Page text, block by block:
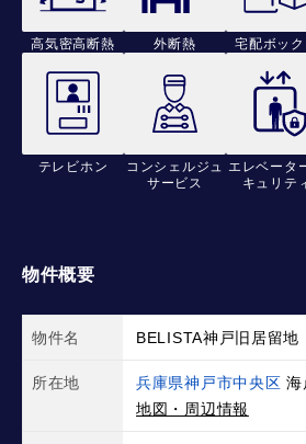
高気密高断熱 外断熱 宅配ボック
テレビホン
コンシェルジュ
サービス
エレベータ
キュリテ
物件概要
物件名 BELISTA神戸旧居留地
所在地 兵庫県神戸市中央区
地図・周辺情報